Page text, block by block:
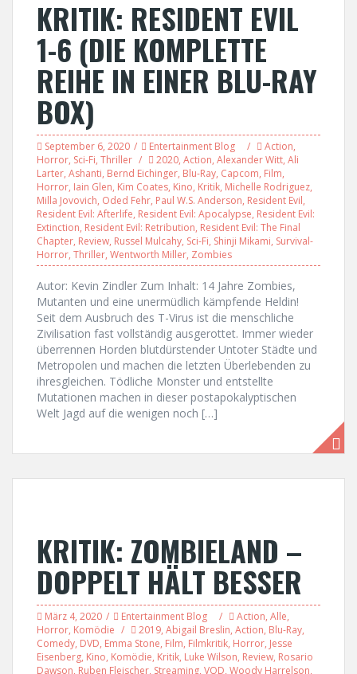
KRITIK: RESIDENT EVIL
1-6 (DIE KOMPLETTE
REIHE IN EINER BLU-RAY
BOX)
September 6, 2020 Entertainment Blog Action,
Horror, Sci-Fi, Thriller 2020, Action, Alexander Witt, Ali
Larter, Ashanti, Bernd Eichinger, Blu-Ray, Capcom, Film,
Horror, Iain Glen, Kim Coates, Kino, Kritik, Michelle Rodriguez,
Milla Jovovich, Oded Fehr, Paul W.S. Anderson, Resident Evil,
Resident Evil: Afterlife, Resident Evil: Apocalypse, Resident Evil:
Extinction, Resident Evil: Retribution, Resident Evil: The Final
Chapter, Review, Russel Mulcahy, Sci-Fi, Shinji Mikami, Survival-
Horror, Thriller, Wentworth Miller, Zombies
Autor: Kevin Zindler Zum Inhalt: 14 Jahre Zombies,
Mutanten und eine unermüdlich kämpfende Heldin!
Seit dem Ausbruch des T-Virus ist die menschliche
Zivilisation fast vollständig ausgerottet. Immer wieder
überrennen Horden blutdürstender Untoter Städte und
Metropolen und machen die letzten Überlebenden zu
ihresgleichen. Tödliche Monster und entstellte
Mutationen machen in dieser postapokalyptischen
Welt Jagd auf die wenigen noch […]
KRITIK: ZOMBIELAND –
DOPPELT HÄLT BESSER
März 4, 2020 Entertainment Blog Action, Alle,
Horror, Komödie 2019, Abigail Breslin, Action, Blu-Ray,
Comedy, DVD, Emma Stone, Film, Filmkritik, Horror, Jesse
Eisenberg, Kino, Komödie, Kritik, Luke Wilson, Review, Rosario
Dawson, Ruben Fleischer, Streaming, VOD, Woody Harrelson,